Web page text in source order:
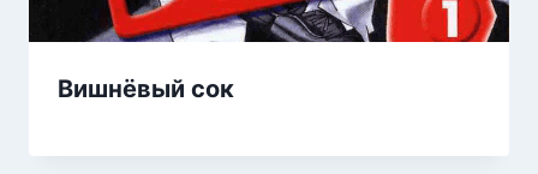
Вишнёвый сок